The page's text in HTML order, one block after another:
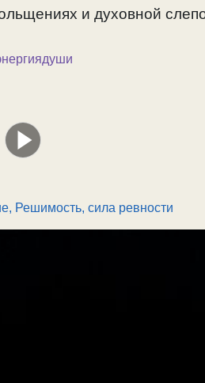
и духовной
, Решимость, сила ревности